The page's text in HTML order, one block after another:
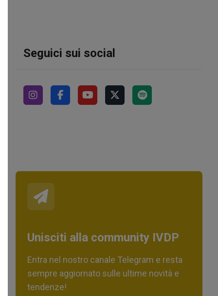
Seguici sui social
Unisciti alla community IVDP
Entra nel nostro canale Telegram e resta
sempre aggiornato sulle ultime novità e
tendenze!